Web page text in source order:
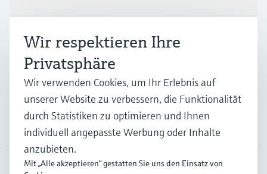
Branchen
Support
Wir respektieren Ihre
Privatsphäre
Wir verwenden Cookies, um Ihr Erlebnis auf
unserer Website zu verbessern, die Funktionalität
durch Statistiken zu optimieren und Ihnen
individuell angepasste Werbung oder Inhalte
anzubieten.
Mit „Alle akzeptieren“ gestatten Sie uns den Einsatz von